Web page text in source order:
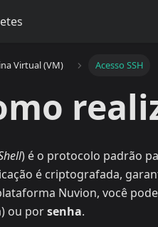
Virtual (VM) Acesso SSH
) é o protocolo padrão
é criptografada,
Nuvion, você
ou porsenha.